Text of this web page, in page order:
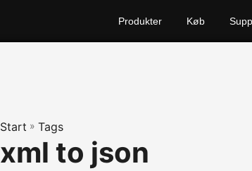
Produkter Køb
Start » Tags
xml to json